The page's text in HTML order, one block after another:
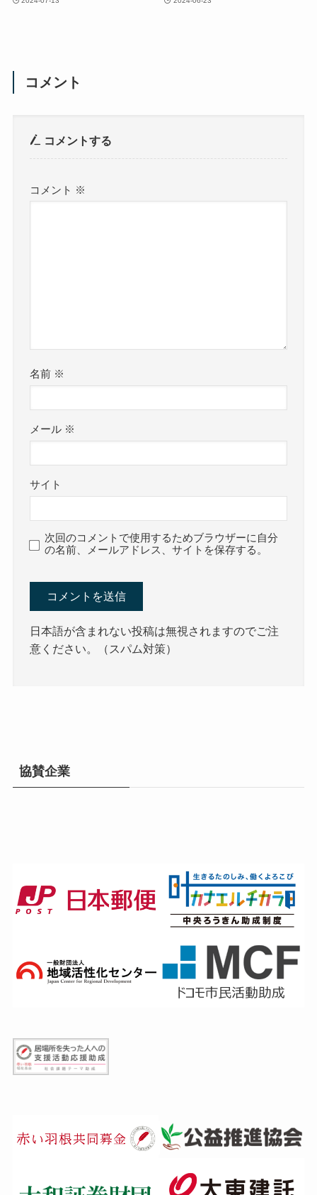
コメント
コメントする
コメント ※
名前 ※
メール ※
サイト
次回のコメントで使用するためブラウザーに自分
の名前、メールアドレス、サイトを保存する。
日本語が含まれない投稿は無視されますのでご注
意ください。（スパム対策）
協賛企業